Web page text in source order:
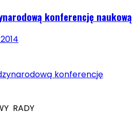
konferencję naukową
NAUKOWY RADY